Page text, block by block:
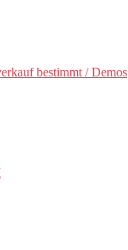
bestimmt / Demos